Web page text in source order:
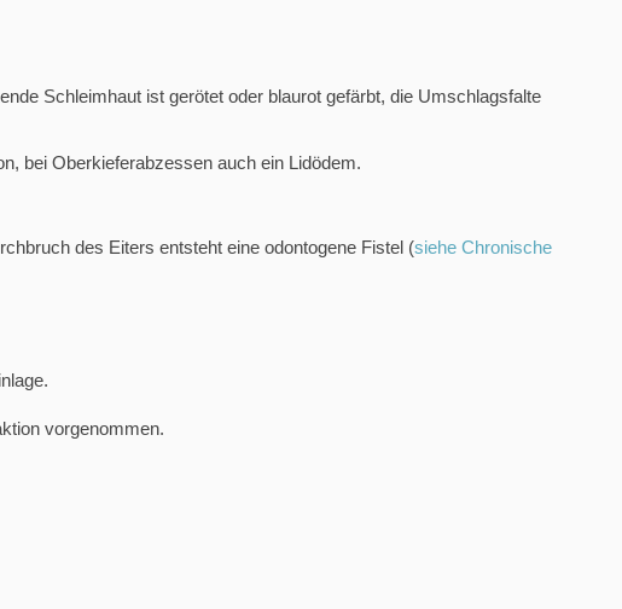
Schleimhaut ist gerötet oder blaurot gefärbt, die Umschlagsfalte
bei Oberkieferabzessen auch ein Lidödem.
des Eiters entsteht eine odontogene Fistel (siehe Chronische
vorgenommen.